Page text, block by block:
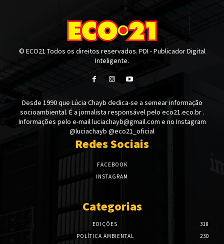
© ECO21 Todos os direitos reservados. PDI - Publicador Digital
Inteligente.
Desde 1990 que Lúcia Chayb dedica-se a semear informação
socioambiental. É a jornalista responsável pelo eco21.eco.br .
Informações pelo e-mail luciachayb@gmail.com e no Instagram
@luciachayb @eco21_oficial
Redes Sociais
FACEBOOK
INSTAGRAM
Categorias
EDIÇÕES
318
POLÍTICA AMBIENTAL
230